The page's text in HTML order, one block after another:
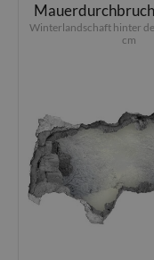
Winterlandschaft hinter
cm